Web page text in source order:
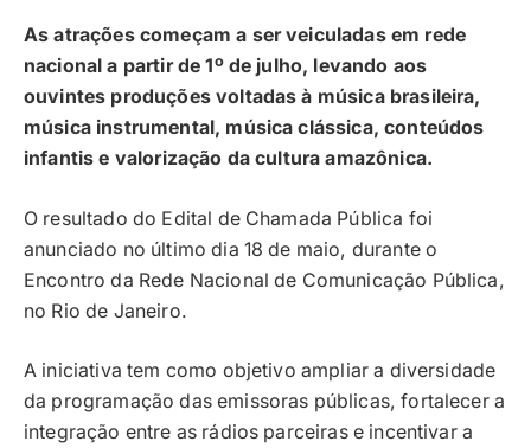
As atrações começam a ser veiculadas em rede
nacional a partir de 1º de julho, levando aos
ouvintes produções voltadas à música brasileira,
música instrumental, música clássica, conteúdos
infantis e valorização da cultura amazônica.
O resultado do Edital de Chamada Pública foi
anunciado no último dia 18 de maio, durante o
Encontro da Rede Nacional de Comunicação Pública,
no Rio de Janeiro.
A iniciativa tem como objetivo ampliar a diversidade
da programação das emissoras públicas, fortalecer a
integração entre as rádios parceiras e incentivar a